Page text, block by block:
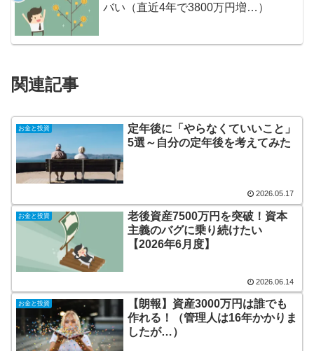
バい（直近4年で3800万円増…）
関連記事
お金と投資
定年後に「やらなくていいこと」
5選～自分の定年後を考えてみた
2026.05.17
お金と投資
老後資産7500万円を突破！資本
主義のバグに乗り続けたい
【2026年6月度】
2026.06.14
お金と投資
【朗報】資産3000万円は誰でも
作れる！（管理人は16年かかりま
したが…）